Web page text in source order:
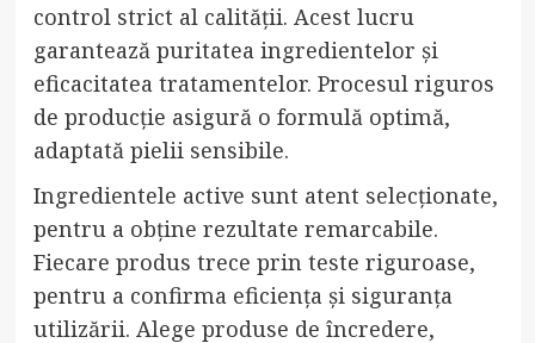
control strict al calității. Acest lucru
garantează puritatea ingredientelor și
eficacitatea tratamentelor. Procesul riguros
de producție asigură o formulă optimă,
adaptată pielii sensibile.
Ingredientele active sunt atent selecționate,
pentru a obține rezultate remarcabile.
Fiecare produs trece prin teste riguroase,
pentru a confirma eficiența și siguranța
utilizării. Alege produse de încredere,